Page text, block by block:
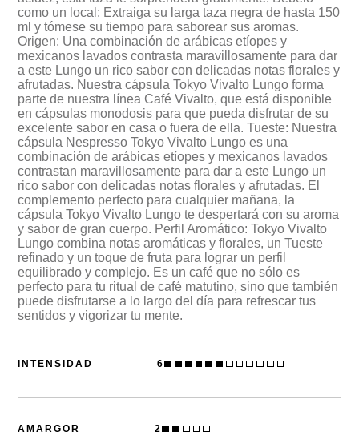
como un local: Extraiga su larga taza negra de hasta 150
ml y tómese su tiempo para saborear sus aromas.
Origen: Una combinación de arábicas etíopes y
mexicanos lavados contrasta maravillosamente para dar
a este Lungo un rico sabor con delicadas notas florales y
afrutadas. Nuestra cápsula Tokyo Vivalto Lungo forma
parte de nuestra línea Café Vivalto, que está disponible
en cápsulas monodosis para que pueda disfrutar de su
excelente sabor en casa o fuera de ella. Tueste: Nuestra
cápsula Nespresso Tokyo Vivalto Lungo es una
combinación de arábicas etíopes y mexicanos lavados
contrastan maravillosamente para dar a este Lungo un
rico sabor con delicadas notas florales y afrutadas. El
complemento perfecto para cualquier mañana, la
cápsula Tokyo Vivalto Lungo te despertará con su aroma
y sabor de gran cuerpo. Perfil Aromático: Tokyo Vivalto
Lungo combina notas aromáticas y florales, un Tueste
refinado y un toque de fruta para lograr un perfil
equilibrado y complejo. Es un café que no sólo es
perfecto para tu ritual de café matutino, sino que también
puede disfrutarse a lo largo del día para refrescar tus
sentidos y vigorizar tu mente.
6
AMARGOR 2